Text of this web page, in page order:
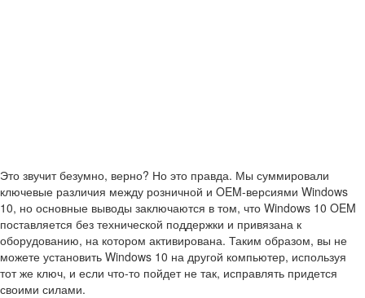
Это звучит безумно, верно? Но это правда. Мы суммировали
ключевые различия между розничной и OEM-версиями Windows
10, но основные выводы заключаются в том, что Windows 10 OEM
поставляется без технической поддержки и привязана к
оборудованию, на котором активирована. Таким образом, вы не
можете установить Windows 10 на другой компьютер, используя
тот же ключ, и если что-то пойдет не так, исправлять придется
своими силами.